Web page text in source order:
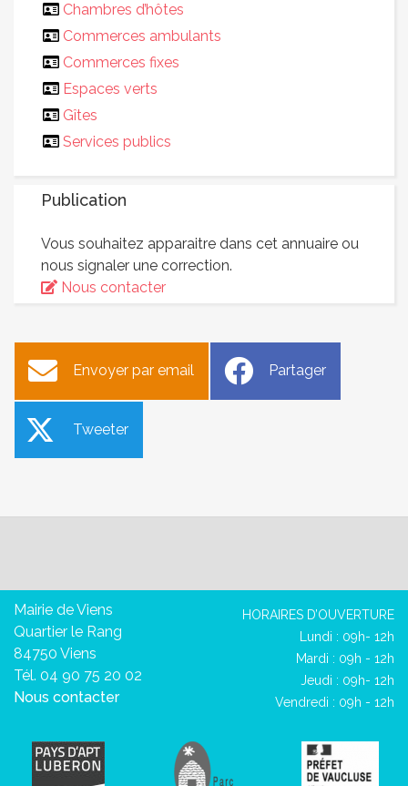
Chambres d’hôtes
Commerces ambulants
Commerces fixes
Espaces verts
Gîtes
Services publics
Publication
Vous souhaitez apparaitre dans cet annuaire ou
nous signaler une correction.
Nous contacter
Envoyer par email Partager
Tweeter
Mairie de Viens
Quartier le Rang
84750 Viens
Tél. 04 90 75 20 02
Nous contacter
HORAIRES D’OUVERTURE
Lundi : 09h- 12h
Mardi : 09h - 12h
Jeudi : 09h- 12h
Vendredi : 09h - 12h